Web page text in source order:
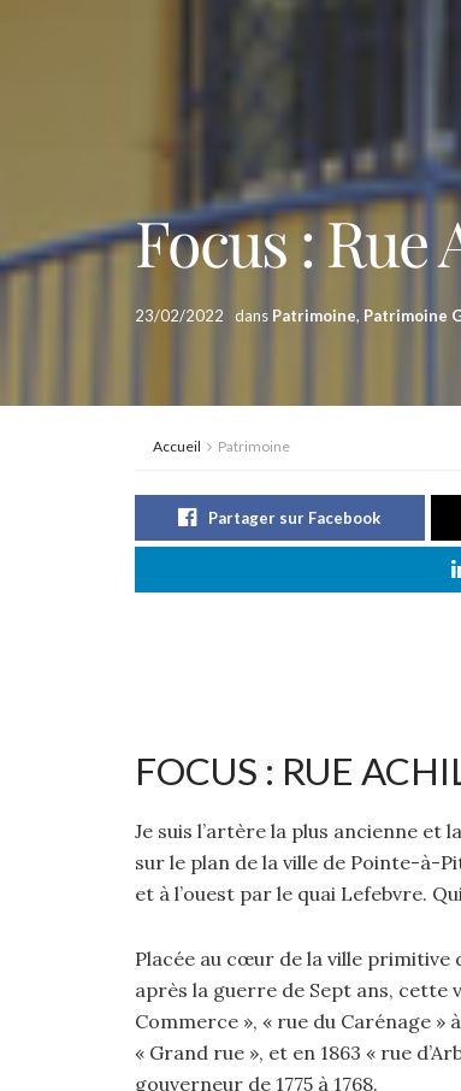
Focus :
23/02/2022 dans Patrimoine, Patrimoine
Accueil Patrimoine
Partager sur Facebook
FOCUS : RUE
Je suis l’artère la plus ancienne et
sur le plan de la ville de Pointe-à-
et à l’ouest par le quai Lefebvre.
Placée au cœur de la ville
après la guerre de Sept ans, cette
Commerce », « rue du Carénage »
« Grand rue », et en 1863 « rue
gouverneur de 1775 à 1768.